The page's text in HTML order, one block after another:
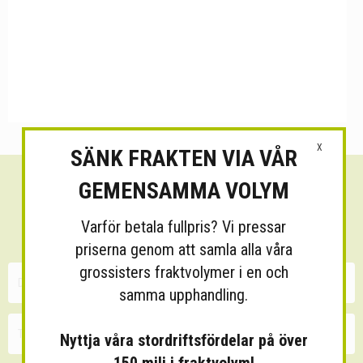
Sänk dina fraktkostnader!
30 minuters kostnadsfri konsultation
X
SÄNK FRAKTEN VIA VÅR
GEMENSAMMA VOLYM
Varför betala fullpris? Vi pressar
priserna genom att samla alla våra
grossisters fraktvolymer i en och
samma upphandling.
Nyttja våra stordriftsfördelar på över